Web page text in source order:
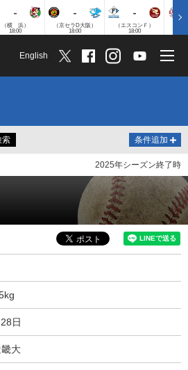
-
（横 浜）
18:00
-
（京セラD大阪）
18:00
-
（エスコンＦ）
18:00
English
条件追加
2025年シーズン終了時
日
大